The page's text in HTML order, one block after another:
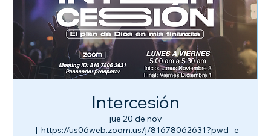
Intercesión
jue 20 de nov
  |
https://us06web.zoom.us/j/81678062631?pwd=e